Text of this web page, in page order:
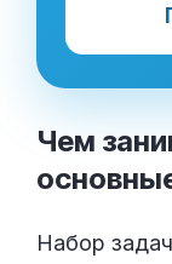
Чем
Набор